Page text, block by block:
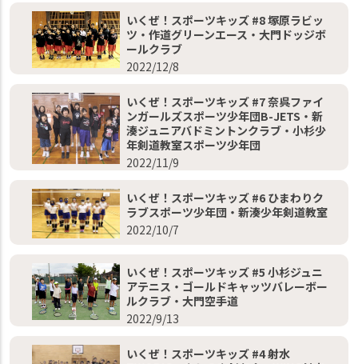
いくぜ！スポーツキッズ #8 塚原ラビッ
ツ・作道グリーンエース・大門ドッジボ
ールクラブ
2022/12/8
いくぜ！スポーツキッズ #7 奈呉ファイ
ンガールズスポーツ少年団B-JETS・新
湊ジュニアバドミントンクラブ・小杉少
年剣道教室スポーツ少年団
2022/11/9
いくぜ！スポーツキッズ #6 ひまわりク
ラブスポーツ少年団・新湊少年剣道教室
2022/10/7
いくぜ！スポーツキッズ #5 小杉ジュニ
アテニス・ゴールドキャッツバレーボー
ルクラブ・大門空手道
2022/9/13
いくぜ！スポーツキッズ #4 射水